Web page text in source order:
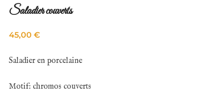
Saladier couverts
45,00 €
Saladier en porcelaine
Motif: chromos couverts